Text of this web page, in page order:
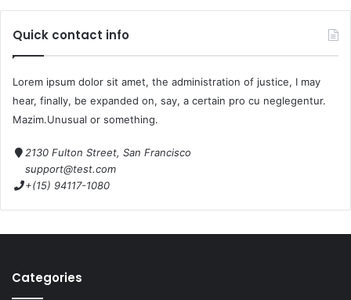
Quick contact info
Lorem ipsum dolor sit amet, the administration of justice, I may
hear, finally, be expanded on, say, a certain pro cu neglegentur.
Mazim.Unusual or something.
2130 Fulton Street, San Francisco
support@test.com
+(15) 94117-1080
Categories